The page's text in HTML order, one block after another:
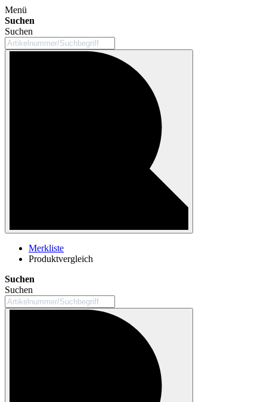
Menü
Suchen
Suchen
Merkliste
Produktvergleich
Suchen
Suchen